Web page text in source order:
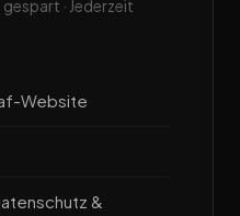
· Jederzeit
Website
&